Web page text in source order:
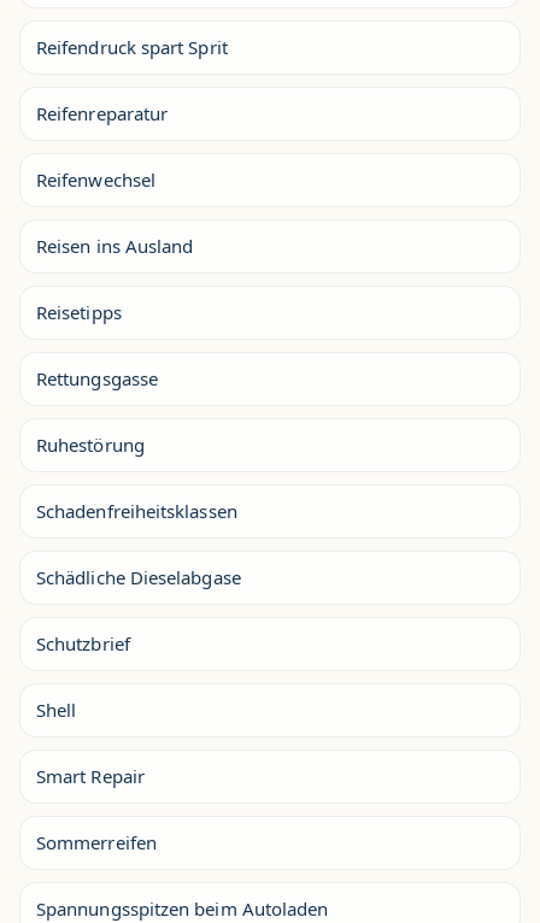
Reifendruck spart Sprit
Reifenreparatur
Reifenwechsel
Reisen ins Ausland
Reisetipps
Rettungsgasse
Ruhestörung
Schadenfreiheitsklassen
Schädliche Dieselabgase
Schutzbrief
Shell
Smart Repair
Sommerreifen
Spannungsspitzen beim Autoladen